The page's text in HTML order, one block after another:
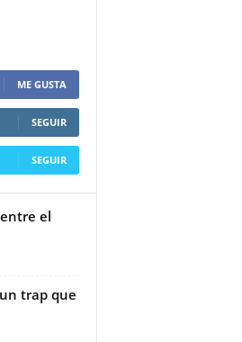
ME GUSTA
SEGUIR
SEGUIR
el
trap que